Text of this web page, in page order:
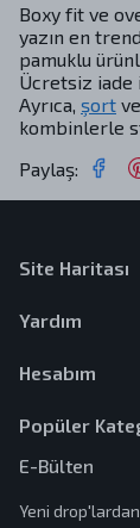
Boxy fit ve
yazın en
pamuklu
Ücretsiz iade
Ayrıca, şort ve
kombinlerle
Paylaş:
Site Haritası
Yardım
Hesabım
Popüler
E-Bülten
Yeni